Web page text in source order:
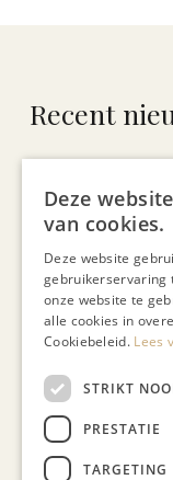
Recent
Deze
van cookies.
Deze website
gebruikerservaring
onze website te
alle cookies in
Cookiebeleid. Lees
STRIKT
PRESTATIE
TARGETING